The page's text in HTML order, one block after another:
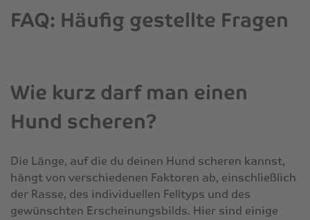
FAQ: Häufig gestellte Fragen
Wie kurz darf man einen
Hund scheren?
Die Länge, auf die du deinen Hund scheren kannst,
hängt von verschiedenen Faktoren ab, einschließlich
der Rasse, des individuellen Felltyps und des
gewünschten Erscheinungsbilds. Hier sind einige